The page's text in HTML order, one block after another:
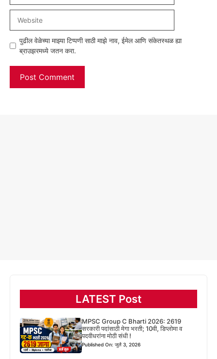
पुढील वेळेच्या माझ्या टिप्पणी साठी माझे नाव, ईमेल आणि संकेतस्थळ ह्या
ब्राउझरमध्ये जतन करा.
LATEST Post
MPSC Group C Bharti 2026: 2619
सरकारी पदांसाठी मेगा भरती; 10वी, डिप्लोमा व
पदवीधरांना मोठी संधी !
Published On: जुलै 3, 2026